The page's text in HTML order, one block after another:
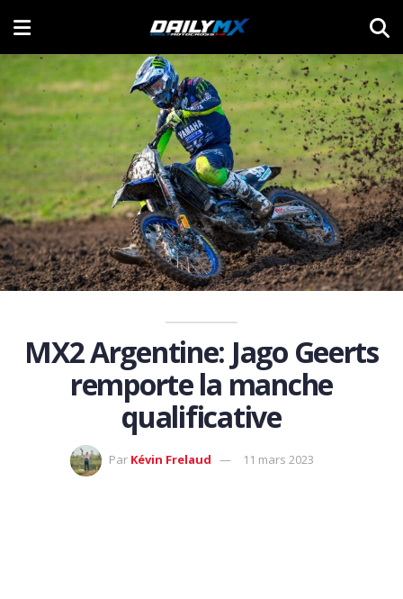
MX2 Argentine: Jago Geerts
remporte la manche
qualificative
Par Kévin Frelaud 11 mars 2023